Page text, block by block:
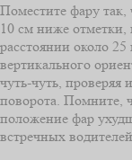
Поместите фару
10 см ниже отметки,
расстоянии около
вертикального
чуть-чуть, проверяя
поворота. Помните,
положение фар
встречных водителей.